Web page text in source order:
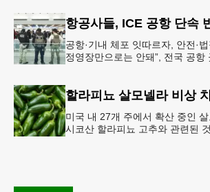
공항·기내 체포 잇따르자, 안전·
정영장만으로는 안돼”, 전국 공항
미국 내 27개 주에서 확산 중인
시코산 할라피뇨 고추와 관련된